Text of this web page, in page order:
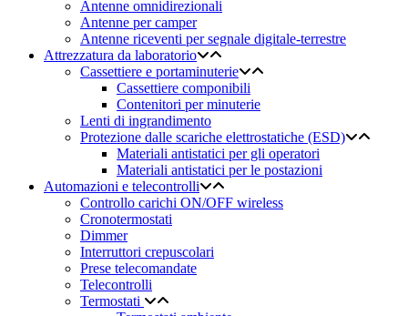
Antenne omnidirezionali
Antenne per camper
Antenne riceventi per segnale digitale-terrestre
Attrezzatura da laboratorio
Cassettiere e portaminuterie
Cassettiere componibili
Contenitori per minuterie
Lenti di ingrandimento
Protezione dalle scariche elettrostatiche (ESD)
Materiali antistatici per gli operatori
Materiali antistatici per le postazioni
Automazioni e telecontrolli
Controllo carichi ON/OFF wireless
Cronotermostati
Dimmer
Interruttori crepuscolari
Prese telecomandate
Telecontrolli
Termostati